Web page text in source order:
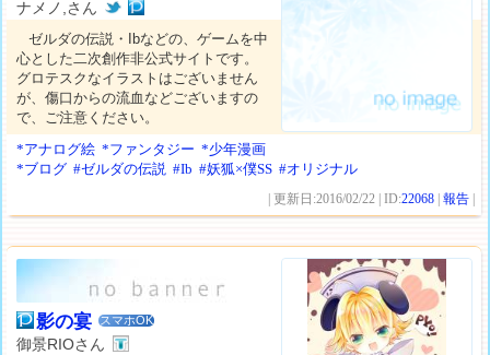
ナメノ,さん
ゼルダの伝説・Ibなどの、ゲームを中
心とした二次創作非公式サイトです。
グロテスクなイラストはございません
が、傷口からの流血などございますの
で、ご注意ください。
*アナログ絵 *ファンタジー *少年漫画
*ブログ #ゼルダの伝説 #Ib #妖狐×僕SS #オリジナル
| 更新日:2016/02/22 | ID:22068 |報告
影の宴 スマホOK
御景RIOさん